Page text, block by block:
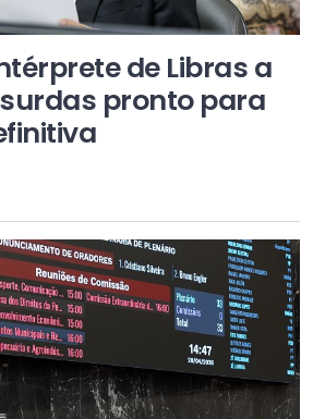
de Libras a
pronto para